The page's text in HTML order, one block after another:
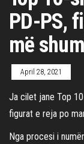
PD-PS,
më
April 28, 2021
Ja cilet jane Top
figurat e reja po
Nga procesi i